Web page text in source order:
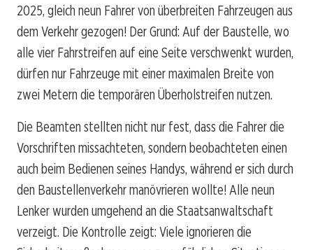
2025, gleich neun Fahrer von überbreiten Fahrzeugen aus
dem Verkehr gezogen! Der Grund: Auf der Baustelle, wo
alle vier Fahrstreifen auf eine Seite verschwenkt wurden,
dürfen nur Fahrzeuge mit einer maximalen Breite von
zwei Metern die temporären Überholstreifen nutzen.
Die Beamten stellten nicht nur fest, dass die Fahrer die
Vorschriften missachteten, sondern beobachteten einen
auch beim Bedienen seines Handys, während er sich durch
den Baustellenverkehr manövrieren wollte! Alle neun
Lenker wurden umgehend an die Staatsanwaltschaft
verzeigt. Die Kontrolle zeigt: Viele ignorieren die